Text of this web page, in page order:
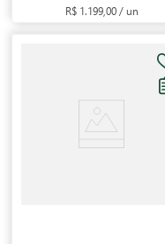
R$ 1.199,00 / un